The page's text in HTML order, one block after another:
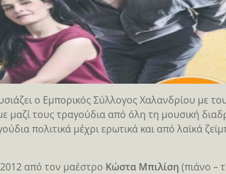
ο Εμπορικός Σύλλογος Χαλανδρίου με
μαζί τους τραγούδια από όλη τη μουσική
πολιτικά μέχρι ερωτικά και από λαϊκά
από τον μαέστρο Κώστα Μπιλίση (πιάνο –